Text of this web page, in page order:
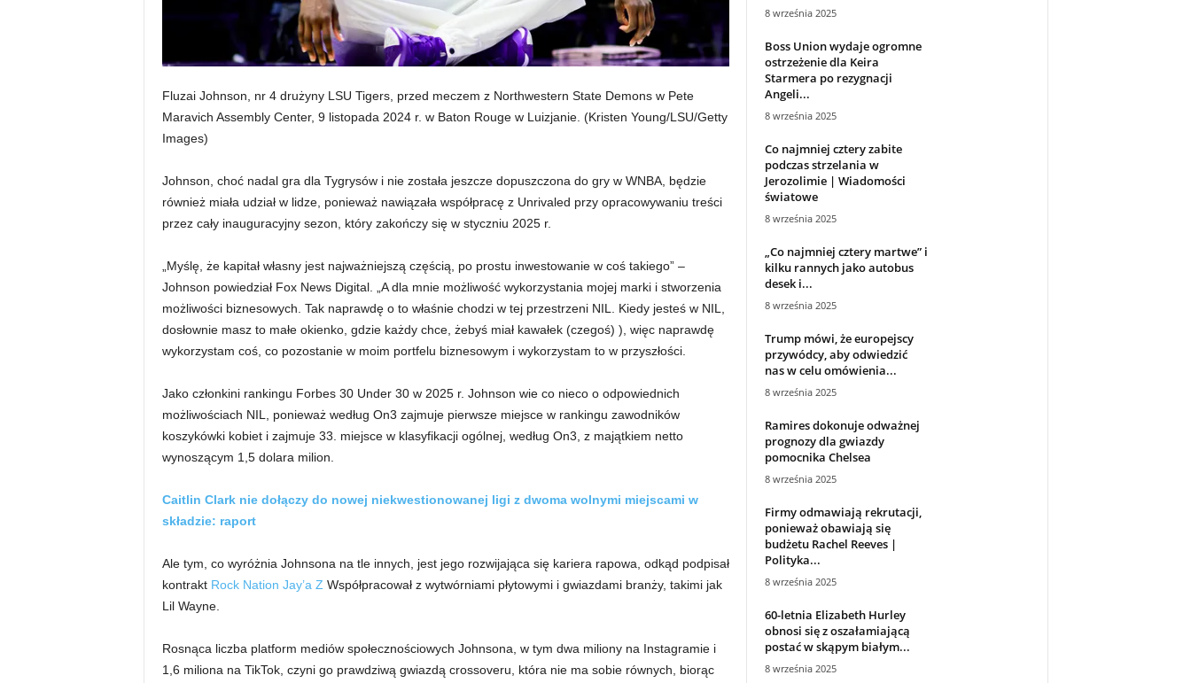
Fluzai Johnson, nr 4 drużyny LSU Tigers, przed meczem z Northwestern State Demons w Pete
Maravich Assembly Center, 9 listopada 2024 r. w Baton Rouge w Luizjanie. (Kristen Young/LSU/Getty
Images)
Johnson, choć nadal gra dla Tygrysów i nie została jeszcze dopuszczona do gry w WNBA, będzie
również miała udział w lidze, ponieważ nawiązała współpracę z Unrivaled przy opracowywaniu treści
przez cały inauguracyjny sezon, który zakończy się w styczniu 2025 r.
„Myślę, że kapitał własny jest najważniejszą częścią, po prostu inwestowanie w coś takiego” –
Johnson powiedział Fox News Digital. „A dla mnie możliwość wykorzystania mojej marki i stworzenia
możliwości biznesowych. Tak naprawdę o to właśnie chodzi w tej przestrzeni NIL. Kiedy jesteś w NIL,
dosłownie masz to małe okienko, gdzie każdy chce, żebyś miał kawałek (czegoś) ), więc naprawdę
wykorzystam coś, co pozostanie w moim portfelu biznesowym i wykorzystam to w przyszłości.
Jako członkini rankingu Forbes 30 Under 30 w 2025 r. Johnson wie co nieco o odpowiednich
możliwościach NIL, ponieważ według On3 zajmuje pierwsze miejsce w rankingu zawodników
koszykówki kobiet i zajmuje 33. miejsce w klasyfikacji ogólnej, według On3, z majątkiem netto
wynoszącym 1,5 dolara milion.
Caitlin Clark nie dołączy do nowej niekwestionowanej ligi z dwoma wolnymi miejscami w
składzie: raport
Ale tym, co wyróżnia Johnsona na tle innych, jest jego rozwijająca się kariera rapowa, odkąd podpisał
kontrakt Rock Nation Jay’a Z Współpracował z wytwórniami płytowymi i gwiazdami branży, takimi jak
Lil Wayne.
Rosnąca liczba platform mediów społecznościowych Johnsona, w tym dwa miliony na Instagramie i
1,6 miliona na TikTok, czyni go prawdziwą gwiazdą crossoveru, która nie ma sobie równych, biorąc
8 września 2025
Boss Union wydaje ogromne
ostrzeżenie dla Keira
Starmera po rezygnacji
Angeli...
8 września 2025
Co najmniej cztery zabite
podczas strzelania w
Jerozolimie | Wiadomości
światowe
8 września 2025
„Co najmniej cztery martwe” i
kilku rannych jako autobus
desek i...
8 września 2025
Trump mówi, że europejscy
przywódcy, aby odwiedzić
nas w celu omówienia...
8 września 2025
Ramires dokonuje odważnej
prognozy dla gwiazdy
pomocnika Chelsea
8 września 2025
Firmy odmawiają rekrutacji,
ponieważ obawiają się
budżetu Rachel Reeves |
Polityka...
8 września 2025
60-letnia Elizabeth Hurley
obnosi się z oszałamiającą
postać w skąpym białym...
8 września 2025